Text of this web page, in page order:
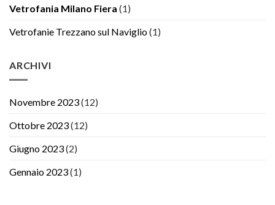
Vetrofania Milano Fiera (1)
Vetrofanie Trezzano sul Naviglio(1)
ARCHIVI
Novembre 2023(12)
Ottobre 2023(12)
Giugno 2023(2)
Gennaio 2023(1)